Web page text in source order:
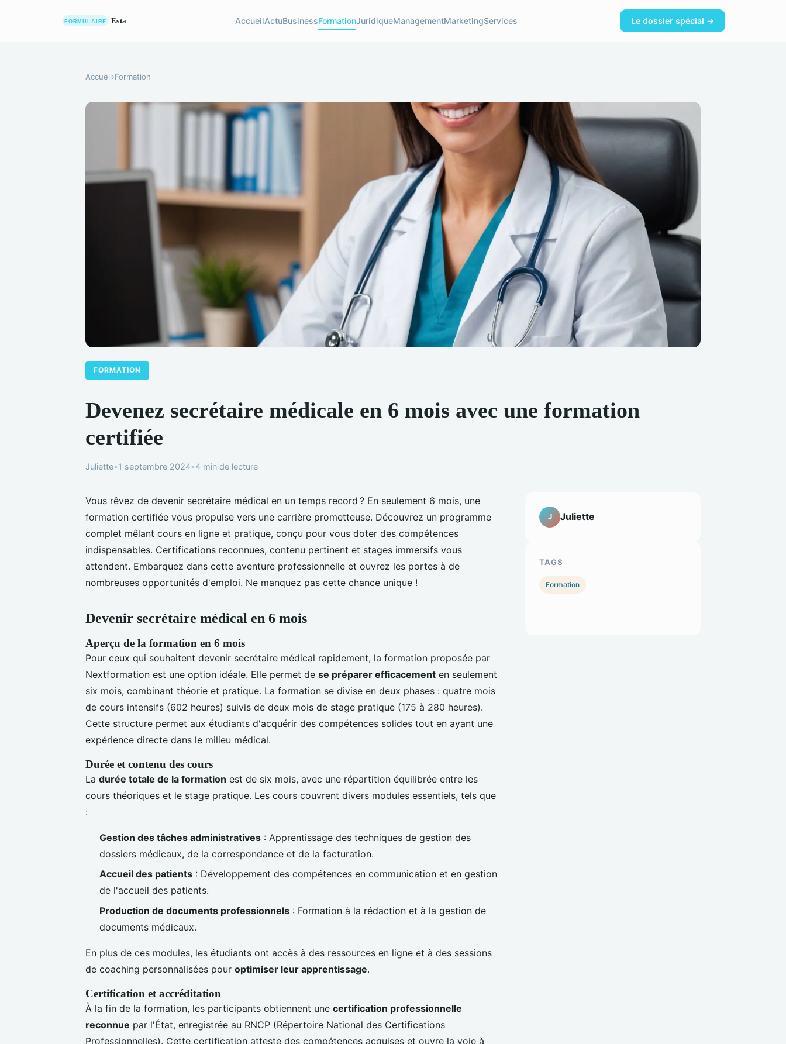
AccueilActuBusinessFormationJuridiqueManagementMarketingServices Le dossier spécial →
Accueil›Formation
FORMATION
Devenez secrétaire médicale en 6 mois avec une formation
certifiée
Juliette•1 septembre 2024•4 min de lecture
Vous rêvez de devenir secrétaire médical en un temps record ? En seulement 6 mois, une
formation certifiée vous propulse vers une carrière prometteuse. Découvrez un programme
complet mêlant cours en ligne et pratique, conçu pour vous doter des compétences
indispensables. Certifications reconnues, contenu pertinent et stages immersifs vous
attendent. Embarquez dans cette aventure professionnelle et ouvrez les portes à de
nombreuses opportunités d'emploi. Ne manquez pas cette chance unique !
Devenir secrétaire médical en 6 mois
Aperçu de la formation en 6 mois
Pour ceux qui souhaitent devenir secrétaire médical rapidement, la formation proposée par
Nextformation est une option idéale. Elle permet de se préparer efficacement en seulement
six mois, combinant théorie et pratique. La formation se divise en deux phases : quatre mois
de cours intensifs (602 heures) suivis de deux mois de stage pratique (175 à 280 heures).
Cette structure permet aux étudiants d'acquérir des compétences solides tout en ayant une
expérience directe dans le milieu médical.
Durée et contenu des cours
La durée totale de la formation est de six mois, avec une répartition équilibrée entre les
cours théoriques et le stage pratique. Les cours couvrent divers modules essentiels, tels que
:
Gestion des tâches administratives : Apprentissage des techniques de gestion des
dossiers médicaux, de la correspondance et de la facturation.
Accueil des patients : Développement des compétences en communication et en gestion
de l'accueil des patients.
Production de documents professionnels : Formation à la rédaction et à la gestion de
documents médicaux.
En plus de ces modules, les étudiants ont accès à des ressources en ligne et à des sessions
de coaching personnalisées pour optimiser leur apprentissage.
Certification et accréditation
À la fin de la formation, les participants obtiennent une certification professionnelle
reconnue par l'État, enregistrée au RNCP (Répertoire National des Certifications
Professionnelles). Cette certification atteste des compétences acquises et ouvre la voie à
J Juliette
TAGS
Formation